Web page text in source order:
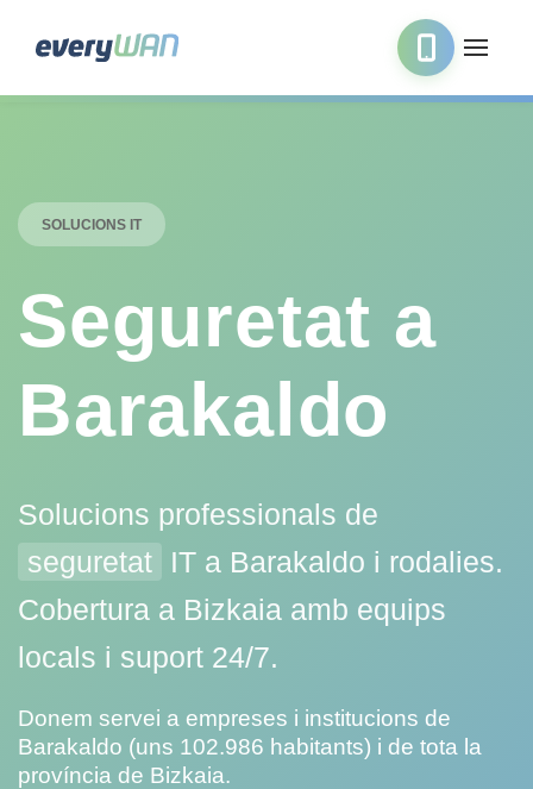
SOLUCIONS IT
Seguretat a
Barakaldo
Solucions professionals de
seguretat
IT a Barakaldo i rodalies.
Cobertura a Bizkaia amb equips
locals i suport 24/7.
Donem servei a empreses i institucions de
Barakaldo (uns 102.986 habitants) i de tota la
província de Bizkaia.